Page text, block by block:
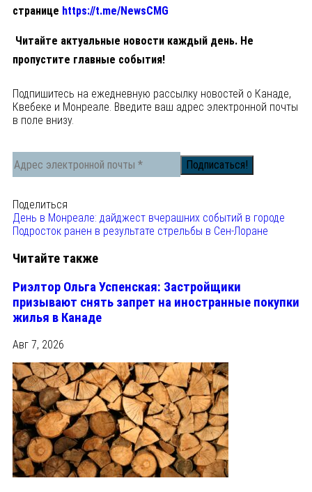
странице https://t.me/NewsCMG
Читайте актуальные новости каждый день. Не
пропустите главные события!
Подпишитесь на ежедневную рассылку новостей о Канаде,
Квебеке и Монреале. Введите ваш адрес электронной почты
в поле внизу.
Поделиться
День в Монреале: дайджест вчерашних событий в городе
Подросток ранен в результате стрельбы в Сен-Лоране
Читайте также
Риэлтор Ольга Успенская: Застройщики
призывают снять запрет на иностранные покупки
жилья в Канаде
Авг 7, 2026